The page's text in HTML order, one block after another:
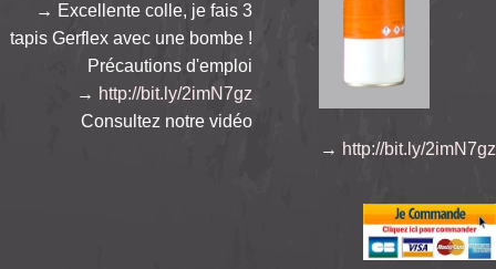
→ Excellente colle, je fais 3
tapis Gerflex avec une bombe !
Précautions d'emploi
→ http://bit.ly/2imN7gz
Consultez notre vidéo
→ http://bit.ly/2imN7gz